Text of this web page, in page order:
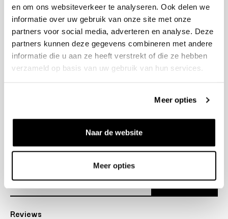
en om ons websiteverkeer te analyseren. Ook delen we
informatie over uw gebruik van onze site met onze
partners voor social media, adverteren en analyse. Deze
partners kunnen deze gegevens combineren met andere
informatie die u aan ze heeft verstrekt of die ze hebben
verzameld op basis van uw gebruik van hun services.
Meer opties
Naar de website
Meer opties
+31 23 205 2006
info@bruut.nl
Contact Formulier
Open tot 18:30
OPENINGSTIJDEN
Over ons
Reviews